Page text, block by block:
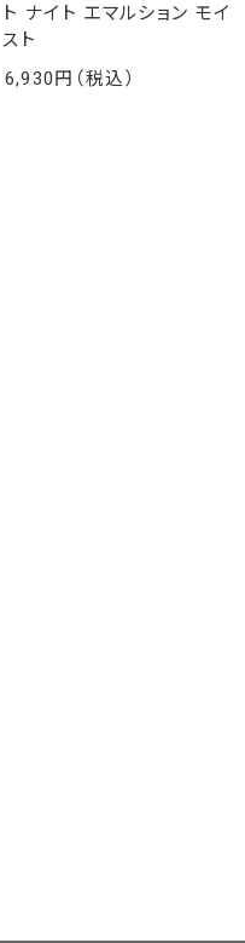
ト ナイト エマルション モイ
スト
6,930